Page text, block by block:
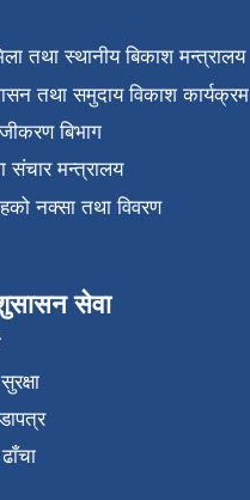
तथा स्थानीय बिकाश मन्त्रालय
तथा समुदाय विकाश कार्यक्रम
बिभाग
संचार मन्त्रालय
नक्सा तथा विवरण
सेवा